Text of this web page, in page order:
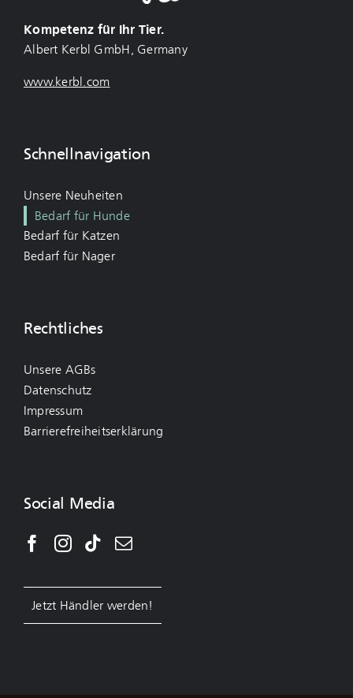
Kompetenz für Ihr Tier.
Albert Kerbl GmbH, Germany
www.kerbl.com
Schnellnavigation
Unsere Neuheiten
Bedarf für Hunde
Bedarf für Katzen
Bedarf für Nager
Rechtliches
Unsere AGBs
Datenschutz
Impressum
Barrierefreiheitserklärung
Social Media
Jetzt Händler werden!